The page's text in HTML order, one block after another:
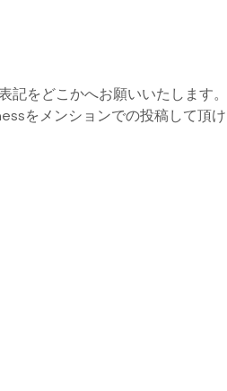
記をどこかへお願いいたします。
をメンションでの投稿して頂け